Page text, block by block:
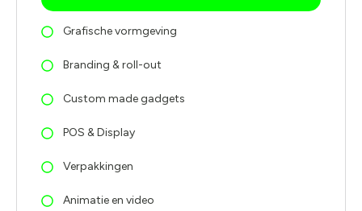
Grafische vormgeving
Branding & roll-out
Custom made gadgets
POS & Display
Verpakkingen
Animatie en video